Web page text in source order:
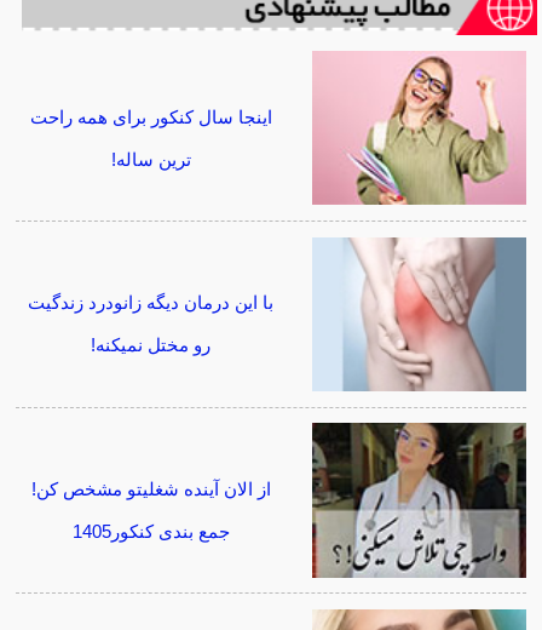
اینجا سال کنکور برای همه راحت
ترین ساله!
با این درمان دیگه زانودرد زندگیت
رو مختل نمیکنه!
از الان آینده شغلیتو مشخص کن!
جمع بندی کنکور1405